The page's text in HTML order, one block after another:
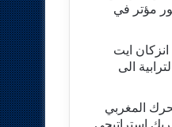
مؤتر في
ايت
الى
المغربي
استراتيجي